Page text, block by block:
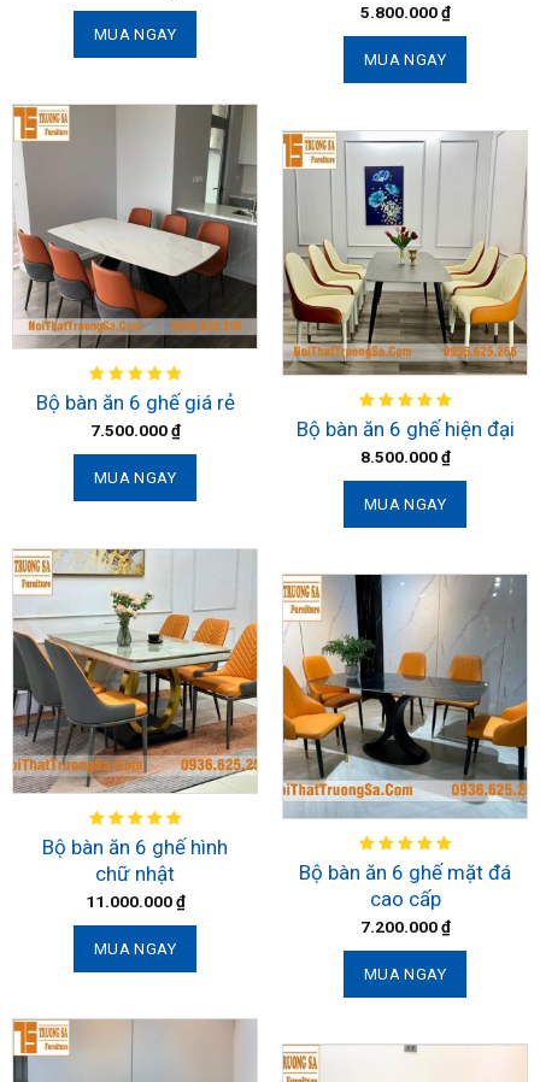
MUA NGAY
5.800.000₫
MUA NGAY
Bộ bàn ăn 6 ghế giá rẻ
7.500.000₫
MUA NGAY
Bộ bàn ăn 6 ghế hiện đại
8.500.000₫
MUA NGAY
Bộ bàn ăn 6 ghế hình
chữ nhật
11.000.000₫
MUA NGAY
Bộ bàn ăn 6 ghế mặt đá
cao cấp
7.200.000₫
MUA NGAY